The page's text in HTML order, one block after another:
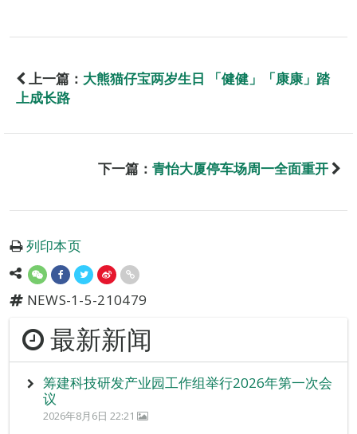
上一篇： 大熊猫仔宝两岁生日 「健健」「康康」踏
上成长路
下一篇： 青怡大厦停车场周一全面重开
列印本页
NEWS-1-5-210479
最新新闻
筹建科技研发产业园工作组举行2026年第一次会
议
2026年8月6日 22:21